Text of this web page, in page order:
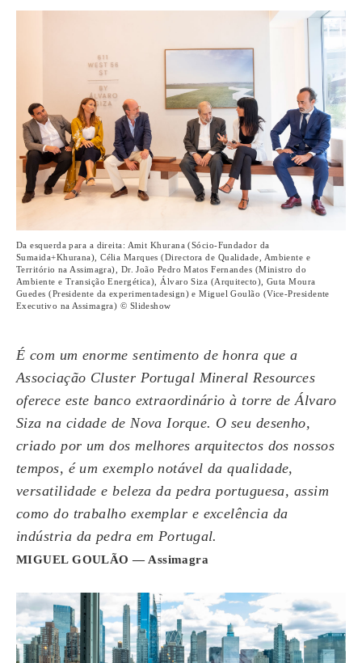
Da esquerda para a direita: Amit Khurana (Sócio-Fundador da
Sumaida+Khurana), Célia Marques (Directora de Qualidade, Ambiente e
Território na Assimagra), Dr. João Pedro Matos Fernandes (Ministro do
Ambiente e Transição Energética), Álvaro Siza (Arquitecto), Guta Moura
Guedes (Presidente da experimentadesign) e Miguel Goulão (Vice-Presidente
Executivo na Assimagra) © Slideshow
É com um enorme sentimento de honra que a
Associação Cluster Portugal Mineral Resources
oferece este banco extraordinário à torre de Álvaro
Siza na cidade de Nova Iorque. O seu desenho,
criado por um dos melhores arquitectos dos nossos
tempos, é um exemplo notável da qualidade,
versatilidade e beleza da pedra portuguesa, assim
como do trabalho exemplar e excelência da
indústria da pedra em Portugal.
MIGUEL GOULÃO — Assimagra